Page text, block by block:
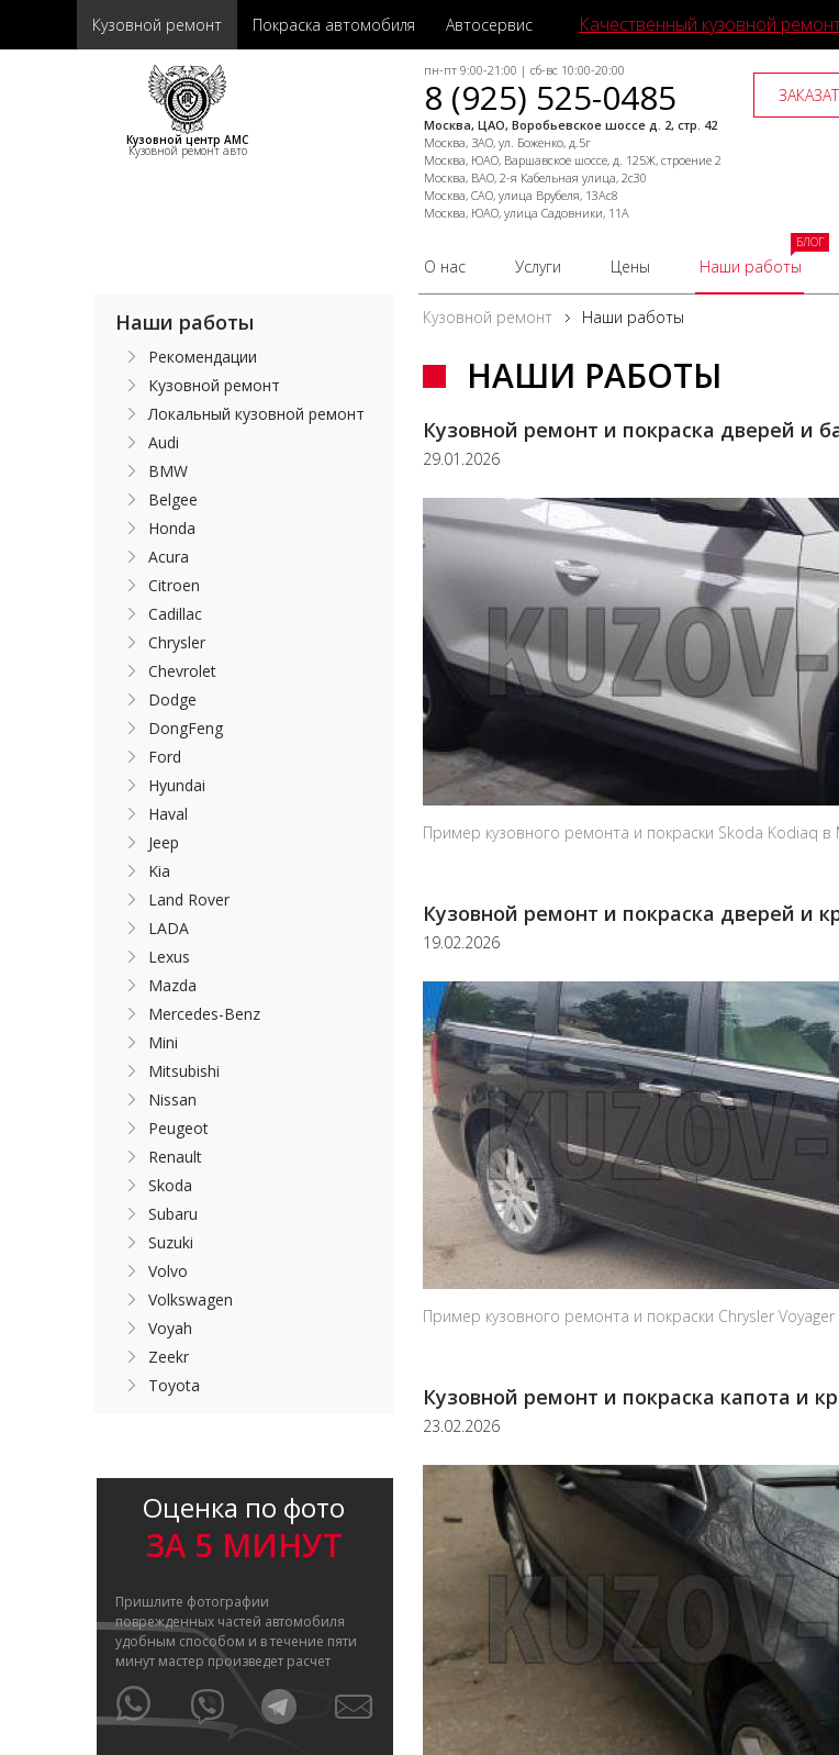
Кузовной ремонт Покраска автомобиля Автосервис Качественный кузовной
Кузовной центр АМС
Кузовной ремонт авто
пн-пт 9:00-21:00 | сб-вс 10:00-20:00
8 (925) 525-0485
Москва, ЦАО, Воробьевское шоссе д. 2, стр. 42
Москва, ЗАО, ул. Боженко, д.5г
Москва, ЮАО, Варшавское шоссе, д. 125Ж, строение 2
Москва, ВАО, 2-я Кабельная улица, 2с30
Москва, САО, улица Врубеля, 13Ас8
Москва, ЮАО, улица Садовники, 11А
О нас Услуги Цены Наши работы
БЛОГ
Кузовной ремонт Наши работы
НАШИ РАБОТЫ
Кузовной ремонт и покраска дверей и
29.01.2026
Пример кузовного ремонта и покраски Skoda Kodiaq
Кузовной ремонт и покраска дверей и
19.02.2026
Пример кузовного ремонта и покраски Chrysler
Кузовной ремонт и покраска капота и
23.02.2026
Наши работы
Рекомендации
Кузовной ремонт
Локальный кузовной ремонт
Audi
BMW
Belgee
Honda
Acura
Citroen
Cadillac
Chrysler
Chevrolet
Dodge
DongFeng
Ford
Hyundai
Haval
Jeep
Kia
Land Rover
LADA
Lexus
Mazda
Mercedes-Benz
Mini
Mitsubishi
Nissan
Peugeot
Renault
Skoda
Subaru
Suzuki
Volvo
Volkswagen
Voyah
Zeekr
Toyota
Оценка по фото
ЗА 5 МИНУТ
Пришлите фотографии
поврежденных частей автомобиля
удобным способом и в течение пяти
минут мастер произведет расчет